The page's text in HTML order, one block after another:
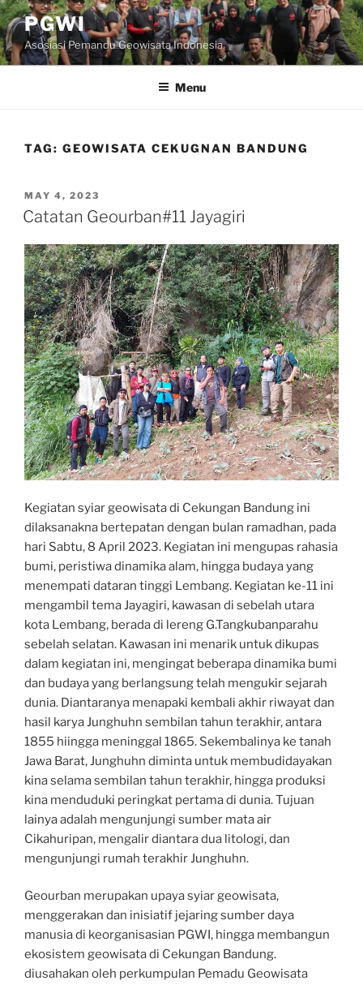
Skip
to
content
PGWI
Asosiasi Pemandu Geowisata Indonesia
Menu
TAG: GEOWISATA CEKUGNAN BANDUNG
POSTED
ON
MAY 4, 2023
Catatan Geourban#11 Jayagiri
Kegiatan syiar geowisata di Cekungan Bandung ini
dilaksanakna bertepatan dengan bulan ramadhan, pada
hari Sabtu, 8 April 2023. Kegiatan ini mengupas rahasia
bumi, peristiwa dinamika alam, hingga budaya yang
menempati dataran tinggi Lembang. Kegiatan ke-11 ini
mengambil tema Jayagiri, kawasan di sebelah utara
kota Lembang, berada di lereng G.Tangkubanparahu
sebelah selatan. Kawasan ini menarik untuk dikupas
dalam kegiatan ini, mengingat beberapa dinamika bumi
dan budaya yang berlangsung telah mengukir sejarah
dunia. Diantaranya menapaki kembali akhir riwayat dan
hasil karya Junghuhn sembilan tahun terakhir, antara
1855 hiingga meninggal 1865. Sekembalinya ke tanah
Jawa Barat, Junghuhn diminta untuk membudidayakan
kina selama sembilan tahun terakhir, hingga produksi
kina menduduki peringkat pertama di dunia. Tujuan
lainya adalah mengunjungi sumber mata air
Cikahuripan, mengalir diantara dua litologi, dan
mengunjungi rumah terakhir Junghuhn.
Geourban merupakan upaya syiar geowisata,
menggerakan dan inisiatif jejaring sumber daya
manusia di keorganisasian PGWI, hingga membangun
ekosistem geowisata di Cekungan Bandung.
diusahakan oleh perkumpulan Pemadu Geowisata